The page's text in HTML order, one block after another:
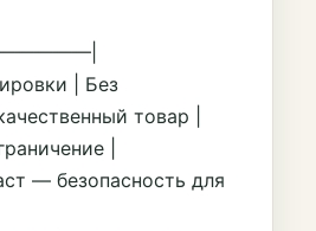
| Без
товар |
|
— безопасность для